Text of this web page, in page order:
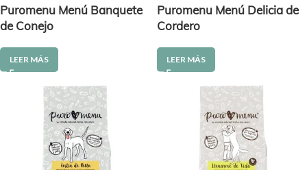
Puromenu Menú Banquete
de Conejo
LEER MÁS
Puromenu Menú Delicia de
Cordero
LEER MÁS